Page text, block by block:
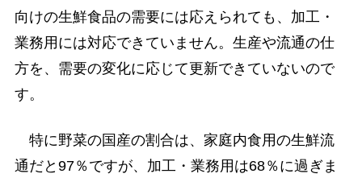
向けの生鮮食品の需要には応えられても、加工・
業務用には対応できていません。生産や流通の仕
方を、需要の変化に応じて更新できていないので
す。
特に野菜の国産の割合は、家庭内食用の生鮮流
通だと97％ですが、加工・業務用は68％に過ぎま